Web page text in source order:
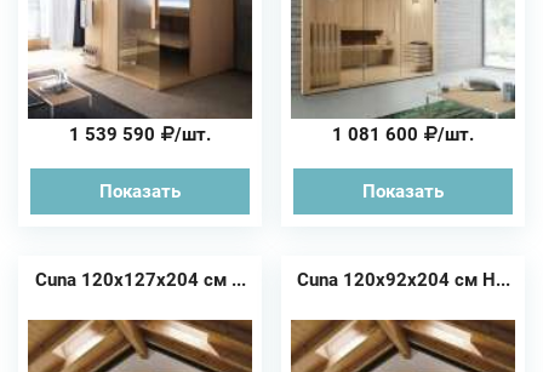
1 539 590 /шт.
Показать
1 081 600 /шт.
Показать
Cuna 120x127x204 см ... Cuna 120x92x204 см H...